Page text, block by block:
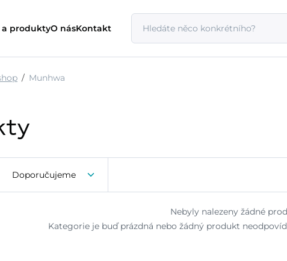
a produktyO násKontakt
Munhwa
Doporučujeme
Nebyly nalezeny žádné
Kategorie je buď prázdná nebo žádný produkt